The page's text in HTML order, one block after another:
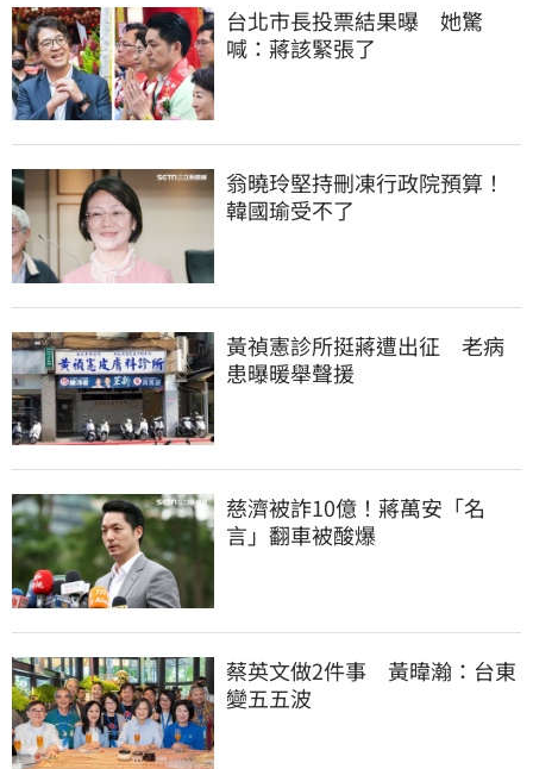
台北市長投票結果曝　她驚
喊：蔣該緊張了
翁曉玲堅持刪凍行政院預算！
韓國瑜受不了
黃禎憲診所挺蔣遭出征　老病
患曝暖舉聲援
慈濟被詐10億！蔣萬安「名
言」翻車被酸爆
蔡英文做2件事　黃暐瀚：台東
變五五波